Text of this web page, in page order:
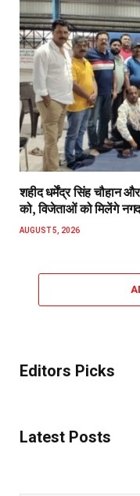
शहीद धर्मेंद्र सिंह चौहान
को, विजेताओं को मिलेंगे
AUGUST 5, 2026
Editors Picks
Latest Posts